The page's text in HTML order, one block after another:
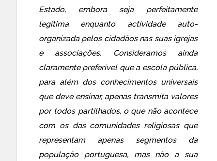
Estado, embora seja perfeitamente
legítima enquanto actividade auto-
organizada pelos cidadãos nas suas igrejas
e associações. Consideramos ainda
claramente preferível que a escola pública,
para além dos conhecimentos universais
que deve ensinar, apenas transmita valores
por todos partilhados, o que não acontece
com os das comunidades religiosas que
representam apenas segmentos da
população portuguesa, mas não a sua